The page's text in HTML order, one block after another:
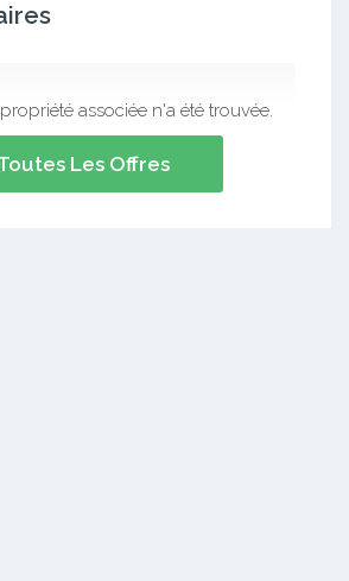
associée n'a été trouvée.
Les Offres